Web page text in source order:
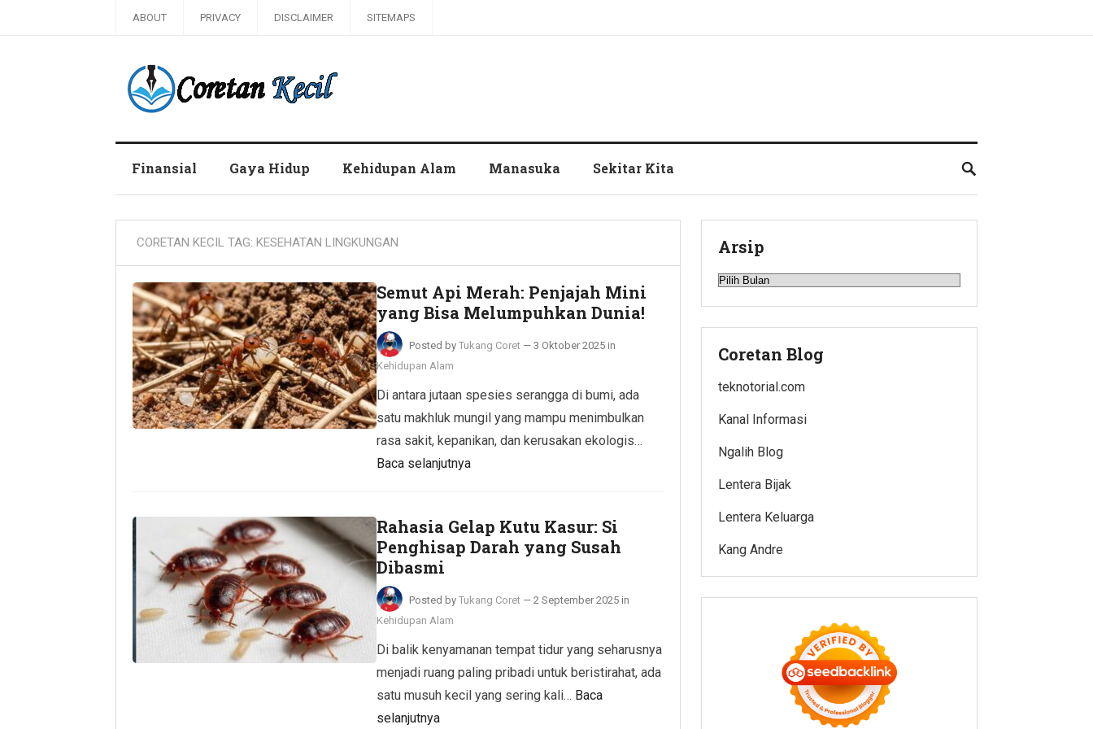
ABOUT PRIVACY DISCLAIMER SITEMAPS
Finansial Gaya Hidup Kehidupan Alam Manasuka Sekitar Kita
CORETAN KECIL TAG: KESEHATAN LINGKUNGAN
Semut Api Merah: Penjajah Mini
yang Bisa Melumpuhkan Dunia!
Posted by Tukang Coret — 3 Oktober 2025 in
Kehidupan Alam
Di antara jutaan spesies serangga di bumi, ada
satu makhluk mungil yang mampu menimbulkan
rasa sakit, kepanikan, dan kerusakan ekologis…
Baca selanjutnya
Rahasia Gelap Kutu Kasur: Si
Penghisap Darah yang Susah
Dibasmi
Posted by Tukang Coret — 2 September 2025 in
Kehidupan Alam
Di balik kenyamanan tempat tidur yang seharusnya
menjadi ruang paling pribadi untuk beristirahat, ada
satu musuh kecil yang sering kali… Baca
selanjutnya
Arsip
Arsip
Coretan Blog
teknotorial.com
Kanal Informasi
Ngalih Blog
Lentera Bijak
Lentera Keluarga
Kang Andre